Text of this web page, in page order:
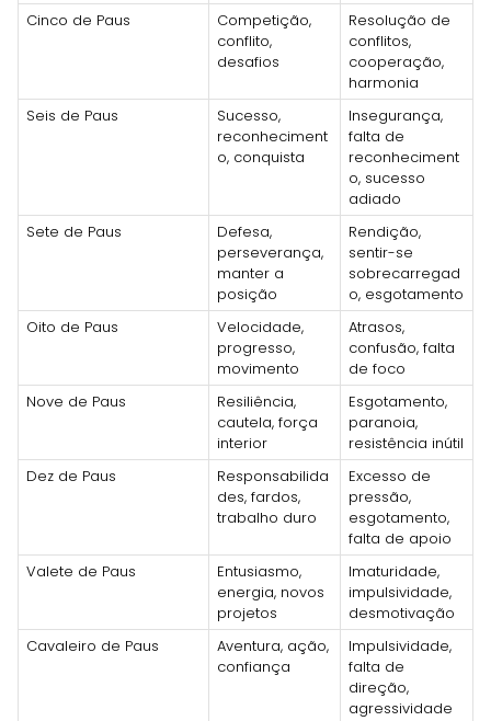
Cinco de Paus
Competição,
conflito,
desafios
Resolução de
conflitos,
cooperação,
harmonia
Seis de Paus
Sucesso,
reconheciment
o, conquista
Insegurança,
falta de
reconheciment
o, sucesso
adiado
Sete de Paus
Defesa,
perseverança,
manter a
posição
Rendição,
sentir-se
sobrecarregad
o, esgotamento
Oito de Paus
Velocidade,
progresso,
movimento
Atrasos,
confusão, falta
de foco
Nove de Paus
Resiliência,
cautela, força
interior
Esgotamento,
paranoia,
resistência inútil
Dez de Paus
Responsabilida
des, fardos,
trabalho duro
Excesso de
pressão,
esgotamento,
falta de apoio
Valete de Paus
Entusiasmo,
energia, novos
projetos
Imaturidade,
impulsividade,
desmotivação
Cavaleiro de Paus
Aventura, ação,
confiança
Impulsividade,
falta de
direção,
agressividade